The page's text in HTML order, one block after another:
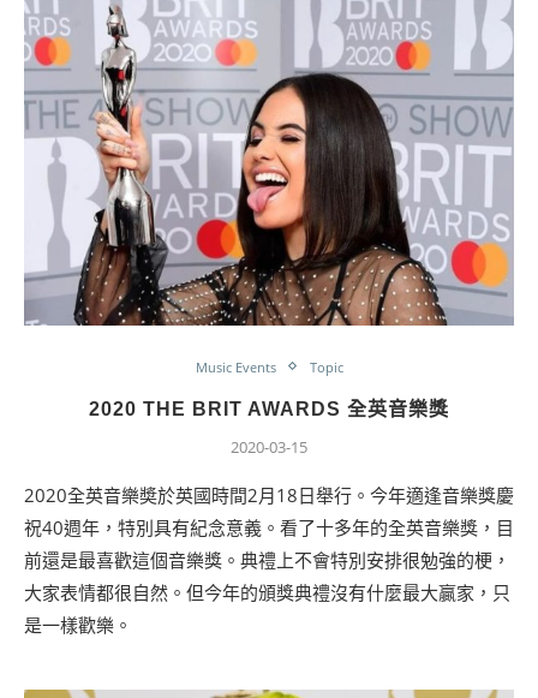
Music Events Topic
2020 THE BRIT AWARDS 全英音樂獎
2020-03-15
2020全英音樂奬於英國時間2月18日舉行。今年適逢音樂獎慶
祝40週年，特別具有紀念意義。看了十多年的全英音樂獎，目
前還是最喜歡這個音樂獎。典禮上不會特別安排很勉強的梗，
大家表情都很自然。但今年的頒獎典禮沒有什麼最大贏家，只
是一樣歡樂。